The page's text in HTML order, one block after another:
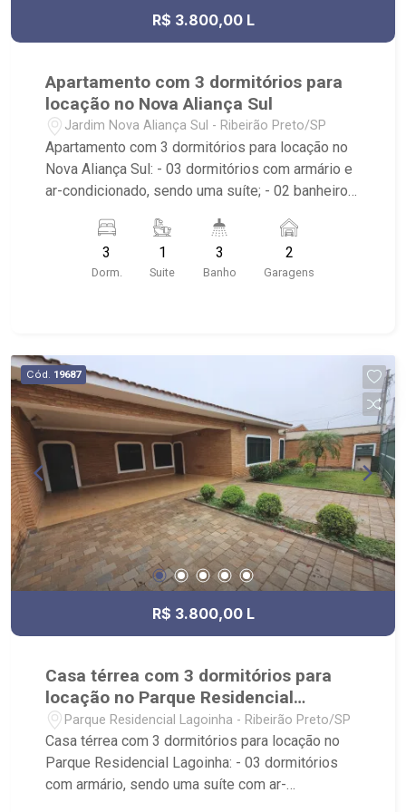
R$ 3.800,00 L
Apartamento com 3 dormitórios para
locação no Nova Aliança Sul
Jardim Nova Aliança Sul - Ribeirão Preto/SP
Apartamento com 3 dormitórios para locação no
Nova Aliança Sul: - 03 dormitórios com armário e
ar-condicionado, sendo uma suíte; - 02 banheiros
02 vagas cobertas de garagem; - Sala dois
ambientes; - Ventilador de teto no imóvel; -
Cozinha planejada; - Varanda gourmet; -
sauna e salão de festas; - Próximo à Pizzaria
Verace, Pão de Açúcar, Savegnago, Shopping
Iguatemi, Escolas Sabin e Einstein.
3
Dorm.
1
Suite
3
Banho
2
Garagens
Cód. 19687
R$ 3.800,00 L
Casa térrea com 3 dormitórios para
locação no Parque Residencial
Lagoinha
Parque Residencial Lagoinha - Ribeirão Preto/SP
Casa térrea com 3 dormitórios para locação no
Parque Residencial Lagoinha: - 03 dormitórios
com armário, sendo uma suíte com ar-